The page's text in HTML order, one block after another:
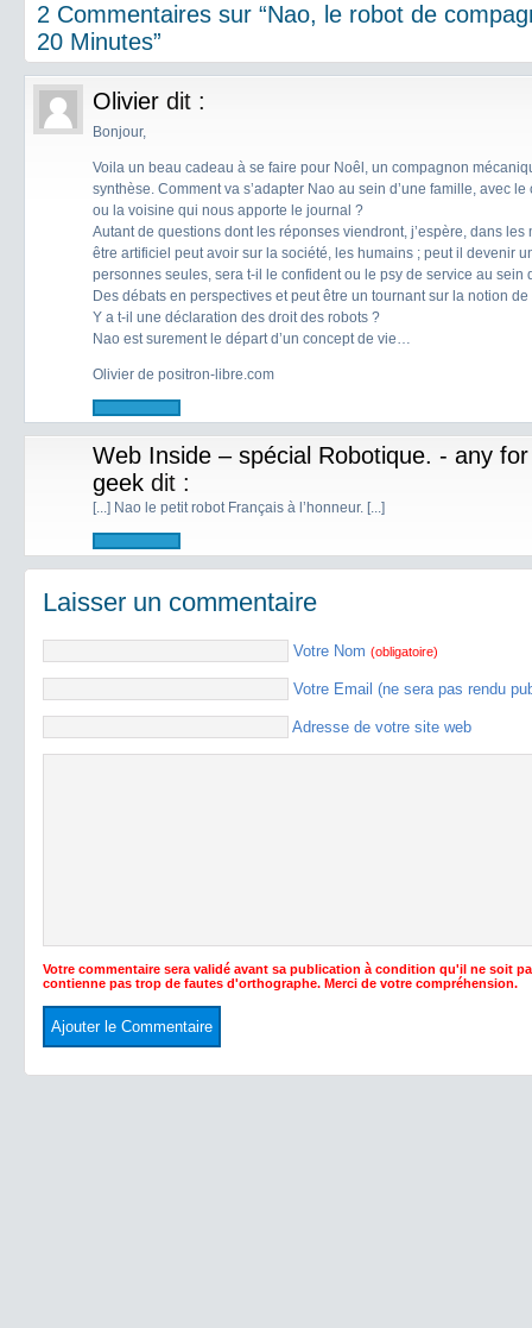
2 Commentaires sur “Nao, le robot de
20 Minutes”
Olivier dit :
Bonjour,
Voila un beau cadeau à se faire pour Noêl, un compagnon
synthèse. Comment va s’adapter Nao au sein d’une famille, avec
ou la voisine qui nous apporte le journal ?
Autant de questions dont les réponses viendront, j’espère, dans
être artificiel peut avoir sur la société, les humains ; peut il devenir
personnes seules, sera t-il le confident ou le psy de service au sein
Des débats en perspectives et peut être un tournant sur la notion
Y a t-il une déclaration des droit des robots ?
Nao est surement le départ d’un concept de vie…
Olivier de positron-libre.com
Web Inside – spécial Robotique. - any for
geek dit :
[...] Nao le petit robot Français à l’honneur. [...]
Laisser un commentaire
Votre Nom (obligatoire)
Votre Email (ne sera pas rendu
Adresse de votre site web
Votre commentaire sera validé avant sa publication à condition qu'il ne soit
contienne pas trop de fautes d'orthographe. Merci de votre compréhension.